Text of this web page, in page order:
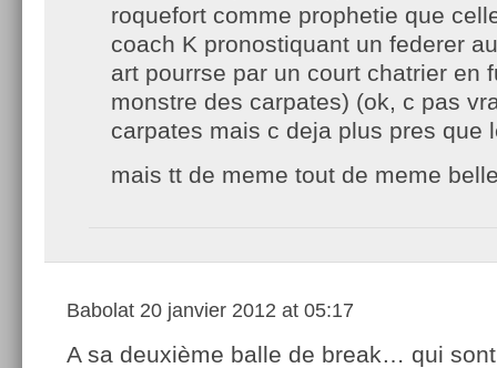
roquefort comme prophetie que
coach K pronostiquant un federer
art pourrse par un court chatrier en
monstre des carpates) (ok, c pas
carpates mais c deja plus pres que
mais tt de meme tout de meme
Babolat 20 janvier 2012 at 05:17
A sa deuxième balle de break… qui